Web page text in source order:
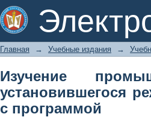
Изучение
RastrWin и
Главная → Учебные издания →
Изучение
установившегося
с программой